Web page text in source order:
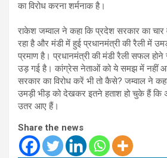
का विरोध करना शर्मनाक है।
राकेश जम्वाल ने कहा कि प्रदेश सरकार का चार
रहा है और मंडी में हुई प्रधानमंत्री की रैली में
प्रमाण है। प्रधानमंत्री की मंडी रैली सफल
उड़ गई है। कांग्रेस नेताओं को ये समझ में नहीं आ
सरकार का विरोध करें भी तो कैसे? जम्वाल ने
उमड़ी भीड़ को देखकर इतने हताश हो चुके हैं कि
उतर आए हैं।
Share the news